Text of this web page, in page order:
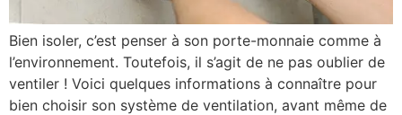
Bien isoler, c’est penser à son porte-monnaie comme à
l’environnement. Toutefois, il s’agit de ne pas oublier de
ventiler ! Voici quelques informations à connaître pour
bien choisir son système de ventilation, avant même de